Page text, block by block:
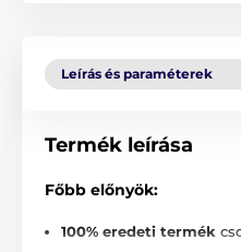
Leírás és paraméterek
Termék leírása
Főbb előnyök:
100% eredeti termék